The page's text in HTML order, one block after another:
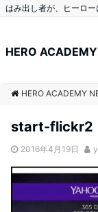
はみ出し者が、ヒーロー
HERO
HERO ACADEMY
start-flickr2
2016年4月19日